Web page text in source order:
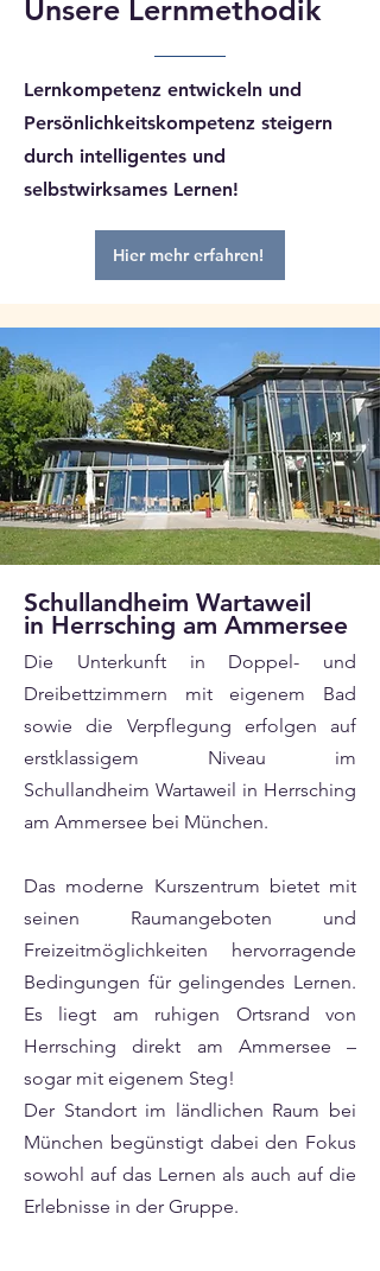
Unsere Lernmethodik
Lernkompetenz entwickeln und
Persönlichkeitskompetenz steigern
durch intelligentes und
selbstwirksames Lernen!
Hier mehr erfahren!
Schullandheim Wartaweil
in Herrsching am Ammersee
Die Unterkunft in Doppel- und
Dreibettzimmern mit eigenem Bad
sowie die Verpflegung erfolgen auf
erstklassigem Niveau im
Schullandheim Wartaweil in Herrsching
am Ammersee bei München.
Das moderne Kurszentrum bietet mit
seinen Raumangeboten und
Freizeitmöglichkeiten hervorragende
Bedingungen für gelingendes Lernen.
Es liegt am ruhigen Ortsrand von
Herrsching direkt am Ammersee –
sogar mit eigenem Steg!
Der Standort im ländlichen Raum bei
München begünstigt dabei den Fokus
sowohl auf das Lernen als auch auf die
Erlebnisse in der Gruppe.